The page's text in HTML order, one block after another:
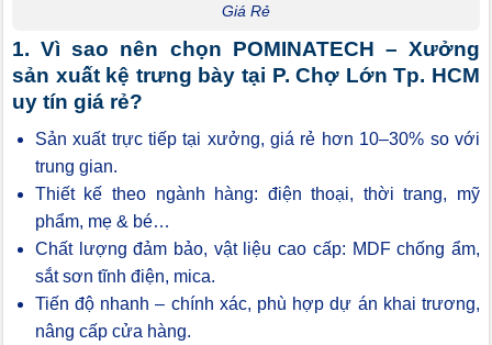
Giá Rẻ
1. Vì sao nên chọn POMINATECH – Xưởng
sản xuất kệ trưng bày tại P. Chợ Lớn Tp. HCM
uy tín giá rẻ?
Sản xuất trực tiếp tại xưởng, giá rẻ hơn 10–30% so với
trung gian.
Thiết kế theo ngành hàng: điện thoại, thời trang, mỹ
phẩm, mẹ & bé…
Chất lượng đảm bảo, vật liệu cao cấp: MDF chống ẩm,
sắt sơn tĩnh điện, mica.
Tiến độ nhanh – chính xác, phù hợp dự án khai trương,
nâng cấp cửa hàng.